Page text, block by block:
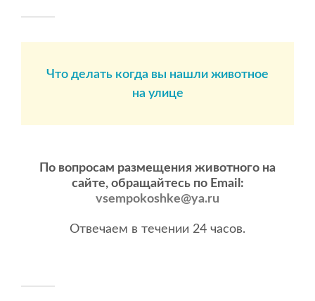
Что делать когда вы нашли животное
на улице
По вопросам размещения животного на
сайте, обращайтесь по Email:
vsempokoshke@ya.ru
Отвечаем в течении 24 часов.